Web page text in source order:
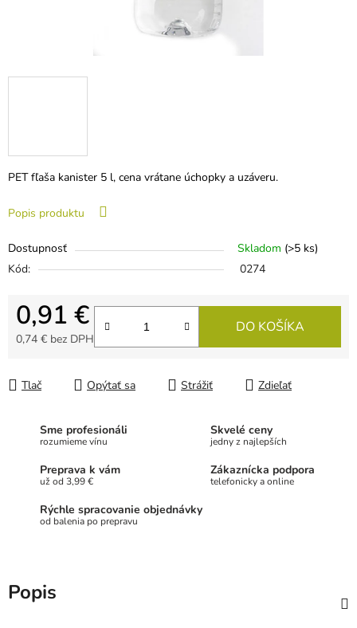
PET fľaša kanister 5 l, cena vrátane úchopky a uzáveru.
Popis produktu
Dostupnosť Skladom (>5 ks)
Kód:
0274
0,91 €
0,74 € bez DPH
DO KOŠÍKA
Tlač Opýtať sa Strážiť Zdieľať
Sme profesionáli
rozumieme vínu
Skvelé ceny
jedny z najlepších
Preprava k vám
už od 3,99 €
Zákaznícka podpora
telefonicky a online
Rýchle spracovanie objednávky
od balenia po prepravu
Popis